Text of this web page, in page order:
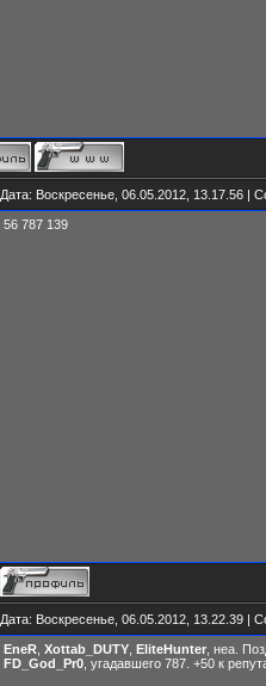
Дата: Воскресенье, 06.05.2012, 13.17.56 |
56 787 139
Дата: Воскресенье, 06.05.2012, 13.22.39 |
EneR Xottab_DUTY EliteHunter , неа.
FD_God_Pr0 , угадавшего 787. +50 к